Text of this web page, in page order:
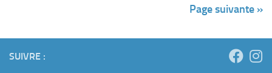
Page suivante »
SUIVRE :